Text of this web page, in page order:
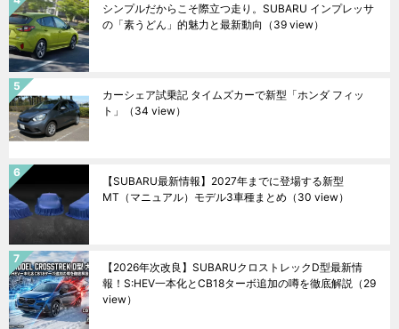
シンプルだからこそ際立つ走り。SUBARU インプレッサ
の「素うどん」的魅力と最新動向 （39 view）
カーシェア試乗記 タイムズカーで新型「ホンダ フィッ
ト」
（34 view）
【SUBARU最新情報】2027年までに登場する新型
MT（マニュアル）モデル3車種まとめ （30 view）
【2026年次改良】SUBARUクロストレックD型最新情
報！S:HEV一本化とCB18ターボ追加の噂を徹底解説 （29
view）